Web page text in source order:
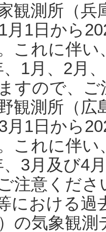
観測所（
月1日から
これに伴い
1月、2月
すので、
観測所（
月1日から
これに伴い
3月及び4
注意くだ
における過
）の気象観